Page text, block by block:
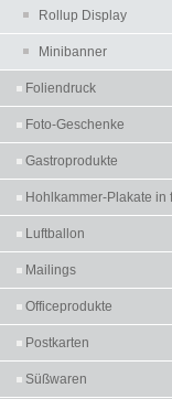
Rollup Display
Minibanner
Foliendruck
Foto-Geschenke
Gastroprodukte
Hohlkammer-Plakate in
Formaten
Luftballon
Mailings
Officeprodukte
Postkarten
Süßwaren